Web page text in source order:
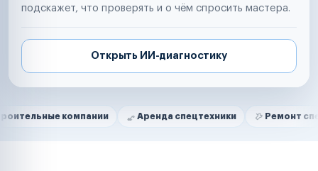
подскажет, что проверять и о чём спросить мастера.
Открыть ИИ-диагностику
Нам доверяют
компании Аренда спецтехники Ремонт спецтехники
Маркетплейсы